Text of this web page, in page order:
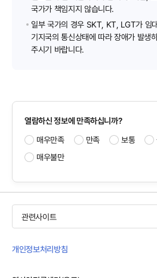
국가가 책임지지 않습니다.
일부 국가의 경우 SKT, KT, LGT가 임
기지국의 통신상태에 따라 장애가 발생
주시기 바랍니다.
열람하신 정보에 만족하십니까?
매우만족
만족 보통
매우불만
관련사이트
개인정보처리방침